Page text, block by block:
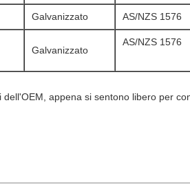
Galvanizzato AS/NZS 1576
Galvanizzato
AS/NZS 1576
appena si sentono libero per